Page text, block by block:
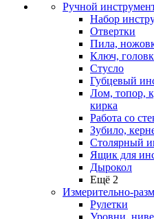
Ручной
Набор
Отвертки
Пила,
Ключ,
Стусло
Губцевый
Лом, топор,
кирка
Работа со
Зубило,
Столярный
Ящик для
Дырокол
Ещё 2
Измерительно-
Рулетки
Уровни,